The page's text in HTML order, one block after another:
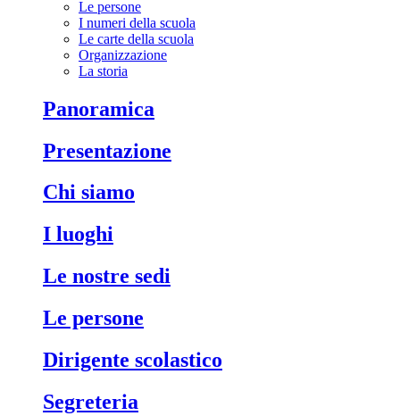
Le persone
I numeri della scuola
Le carte della scuola
Organizzazione
La storia
panoramica
presentazione
chi siamo
i luoghi
le nostre sedi
le persone
dirigente scolastico
segreteria